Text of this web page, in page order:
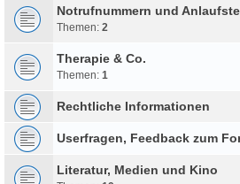
Notrufnummern und
Themen: 2
Therapie & Co.
Themen: 1
Rechtliche Informationen
Userfragen, Feedback zum
Literatur, Medien und Kino